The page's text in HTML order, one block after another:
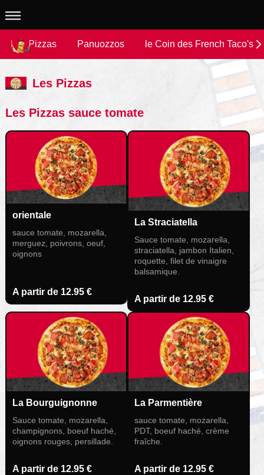
Les Pizzas Panuozzos le Coin des French Taco's
Les Pizzas
Les Pizzas sauce tomate
orientale
sauce tomate, mozarella,
merguez, poivrons, oeuf,
oignons
A partir de 12.95 €
La Straciatella
Sauce tomate, mozarella,
straciatella, jambon Italien,
roquette, filet de vinaigre
balsamique.
A partir de 12.95 €
La Bourguignonne
Sauce tomate, mozarella,
champignons, boeuf haché,
oignons rouges, persillade.
A partir de 12.95 €
La Parmentière
sauce tomate, mozarella,
PDT, boeuf haché, crème
fraîche.
A partir de 12.95 €